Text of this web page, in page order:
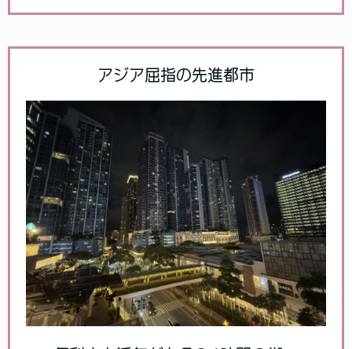
アジア屈指の先進都市